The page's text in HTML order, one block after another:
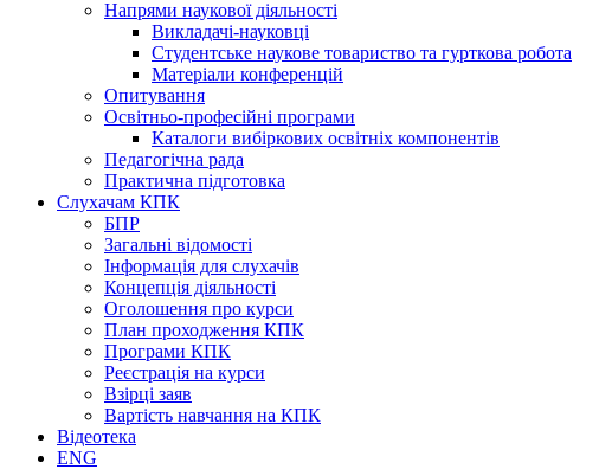
Напрями наукової діяльності
Викладачі-науковці
Студентське наукове товариство та гурткова робота
Матеріали конференцій
Опитування
Освітньо-професійні програми
Каталоги вибіркових освітніх компонентів
Педагогічна рада
Практична підготовка
Слухачам КПК
БПР
Загальні відомості
Інформація для слухачів
Концепція діяльності
Оголошення про курси
План проходження КПК
Програми КПК
Реєстрація на курси
Взірці заяв
Вартість навчання на КПК
Відеотека
ENG